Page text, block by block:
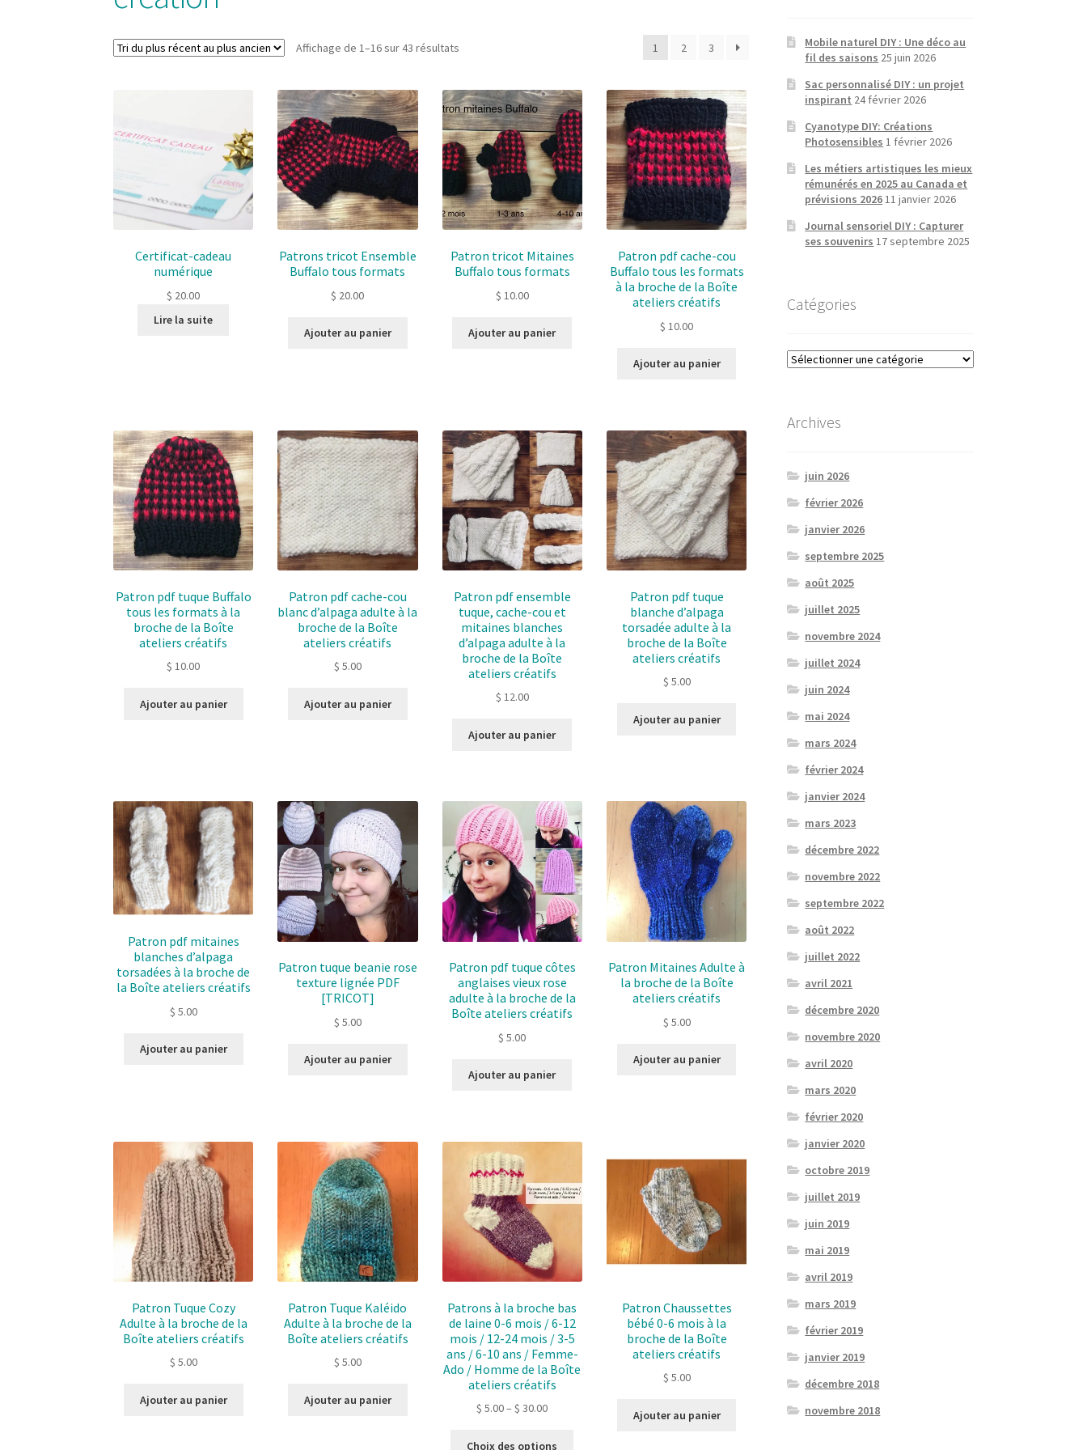
Affichage de 1–16 sur 43 résultats 1 2 3
Certificat-cadeau
numérique
$ 20.00
Lire la suite
Patrons tricot Ensemble
Buffalo tous formats
$ 20.00
Ajouter au panier
Patron tricot Mitaines
Buffalo tous formats
$ 10.00
Ajouter au panier
Patron pdf cache-cou
Buffalo tous les formats
à la broche de la Boîte
ateliers créatifs
$ 10.00
Ajouter au panier
Patron pdf tuque Buffalo
tous les formats à la
broche de la Boîte
ateliers créatifs
$ 10.00
Ajouter au panier
Patron pdf cache-cou
blanc d’alpaga adulte à la
broche de la Boîte
ateliers créatifs
$ 5.00
Ajouter au panier
Patron pdf ensemble
tuque, cache-cou et
mitaines blanches
d’alpaga adulte à la
broche de la Boîte
ateliers créatifs
$ 12.00
Ajouter au panier
Patron pdf tuque
blanche d’alpaga
torsadée adulte à la
broche de la Boîte
ateliers créatifs
$ 5.00
Ajouter au panier
Patron pdf mitaines
blanches d’alpaga
torsadées à la broche de
la Boîte ateliers créatifs
$ 5.00
Ajouter au panier
Patron tuque beanie rose
texture lignée PDF
[TRICOT]
$ 5.00
Ajouter au panier
Patron pdf tuque côtes
anglaises vieux rose
adulte à la broche de la
Boîte ateliers créatifs
$ 5.00
Ajouter au panier
Patron Mitaines Adulte à
la broche de la Boîte
ateliers créatifs
$ 5.00
Ajouter au panier
Patron Tuque Cozy
Adulte à la broche de la
Boîte ateliers créatifs
$ 5.00
Ajouter au panier
Patron Tuque Kaléido
Adulte à la broche de la
Boîte ateliers créatifs
$ 5.00
Ajouter au panier
Patrons à la broche bas
de laine 0-6 mois / 6-12
mois / 12-24 mois / 3-5
ans / 6-10 ans / Femme-
Ado / Homme de la Boîte
ateliers créatifs
$ 5.00–$ 30.00
Choix des options
Patron Chaussettes
bébé 0-6 mois à la
broche de la Boîte
ateliers créatifs
$ 5.00
Ajouter au panier
Mobile naturel DIY : Une déco au
fil des saisons 25 juin 2026
Sac personnalisé DIY : un projet
inspirant 24 février 2026
Cyanotype DIY: Créations
Photosensibles 1 février 2026
Les métiers artistiques les mieux
rémunérés en 2025 au Canada et
prévisions 202611 janvier 2026
Journal sensoriel DIY : Capturer
ses souvenirs 17 septembre 2025
Catégories
Catégories
Archives
juin 2026
février 2026
janvier 2026
septembre 2025
août 2025
juillet 2025
novembre 2024
juillet 2024
juin 2024
mai 2024
mars 2024
février 2024
janvier 2024
mars 2023
décembre 2022
novembre 2022
septembre 2022
août 2022
juillet 2022
avril 2021
décembre 2020
novembre 2020
avril 2020
mars 2020
février 2020
janvier 2020
octobre 2019
juillet 2019
juin 2019
mai 2019
avril 2019
mars 2019
février 2019
janvier 2019
décembre 2018
novembre 2018